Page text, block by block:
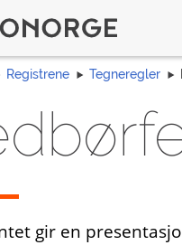
Registrene Tegneregler
gir en